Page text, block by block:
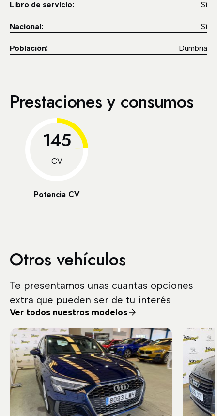
Libro de servicio: Sí
Nacional: Sí
Población: Dumbría
Prestaciones y consumos
145
CV
Potencia CV
Otros vehículos
Te presentamos unas cuantas opciones
extra que pueden ser de tu interés
Ver todos nuestros modelos